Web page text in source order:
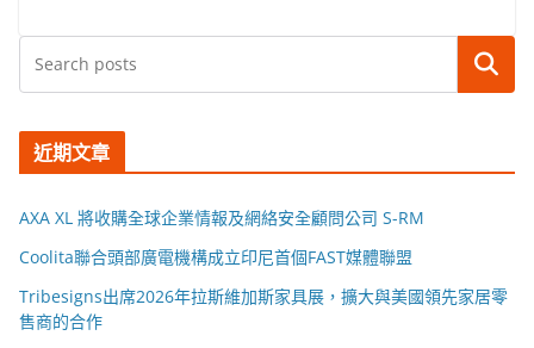
搜尋
近期文章
AXA XL 將收購全球企業情報及網絡安全顧問公司 S-RM
Coolita聯合頭部廣電機構成立印尼首個FAST媒體聯盟
Tribesigns出席2026年拉斯維加斯家具展，擴大與美國領先家居零
售商的合作